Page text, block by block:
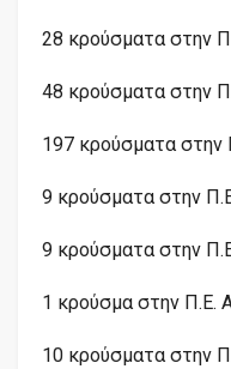
28 κρούσματα στην
48 κρούσματα στην
197 κρούσματα στην
9 κρούσματα στην
9 κρούσματα στην
1 κρούσμα στην Π.Ε.
10 κρούσματα στην